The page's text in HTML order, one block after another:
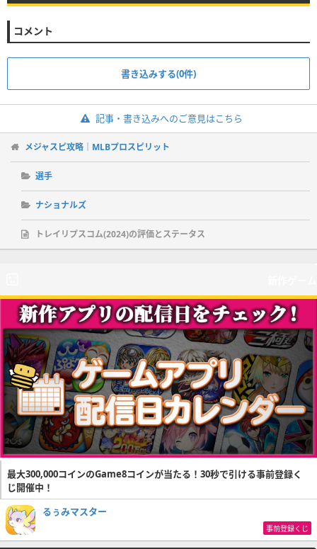
コメント
書き込みする(0件)
記事・書き込みへのご意見はこちら
メジャスピ攻略｜MLBプロスピリット
選手
ナショナルズ
トレイリプスコム(2024)の評価とステータス
最大300,000コインのGame8コインが当たる！30秒で引ける事前登録く
じ開催中！
るぅみマスター
事前登録くじ